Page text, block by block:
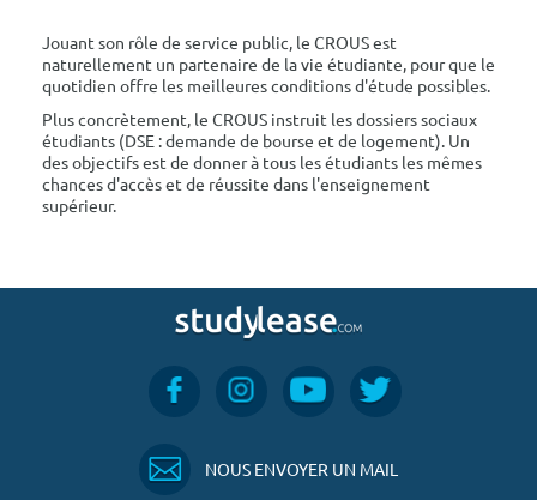
Jouant son rôle de service public, le CROUS est
naturellement un partenaire de la vie étudiante, pour que le
quotidien offre les meilleures conditions d'étude possibles.
Plus concrètement, le CROUS instruit les dossiers sociaux
étudiants (DSE : demande de bourse et de logement). Un
des objectifs est de donner à tous les étudiants les mêmes
chances d'accès et de réussite dans l'enseignement
supérieur.
NOUS ENVOYER UN MAIL